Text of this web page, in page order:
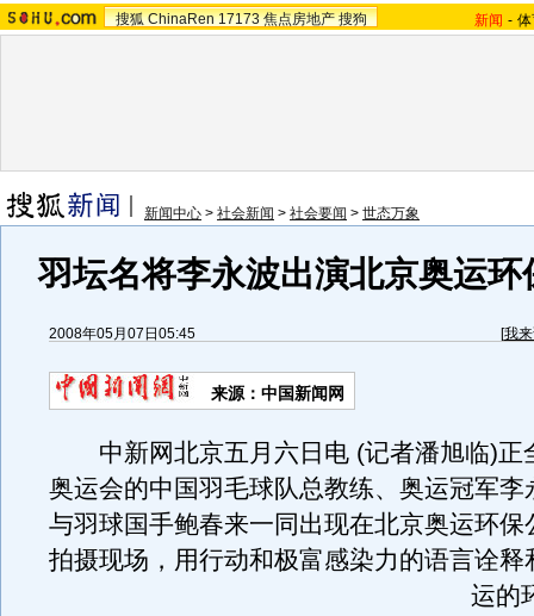
搜狐 ChinaRen 17173 焦点房地产 搜狗 新闻 -
新闻中心 > 社会新闻 > 社会要闻 > 世态万象
羽坛名将李永波出演北京奥运环
2008年05月07日05:45 [我
来源：中国新闻网
中新网北京五月六日电 (记者潘旭临)正
奥运会的中国羽毛球队总教练、奥运冠军李
与羽球国手鲍春来一同出现在北京奥运环保
拍摄现场，用行动和极富感染力的语言诠释
运的